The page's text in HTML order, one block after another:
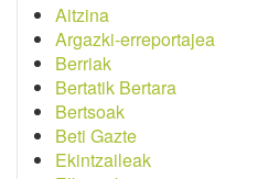
Aitzina
Argazki-erreportajea
Berriak
Bertatik Bertara
Bertsoak
Beti Gazte
Ekintzaileak